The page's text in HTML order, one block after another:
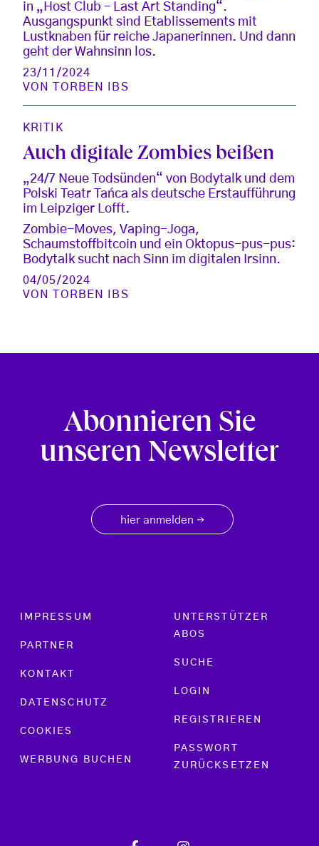
in „Host Club – Last Art Standing“.
Ausgangspunkt sind Etablissements mit
Lustknaben für reiche Japanerinnen. Und dann
geht der Wahnsinn los.
23/11/2024
VON
TORBEN IBS
KRITIK
Auch digitale Zombies beißen
„24/7 Neue Todsünden“ von Bodytalk und dem
Polski Teatr Tańca als deutsche Erstaufführung
im Leipziger Lofft.
Zombie-Moves, Vaping-Joga,
Schaumstoffbitcoin und ein Oktopus-pus-pus:
Bodytalk sucht nach Sinn im digitalen Irsinn.
04/05/2024
VON
TORBEN IBS
Abonnieren Sie
unseren Newsletter
hier anmelden →
Footer menu
IMPRESSUM
PARTNER
KONTAKT
DATENSCHUTZ
COOKIES
WERBUNG BUCHEN
UNTERSTÜTZER
ABOS
SUCHE
LOGIN
REGISTRIEREN
PASSWORT
ZURÜCKSETZEN